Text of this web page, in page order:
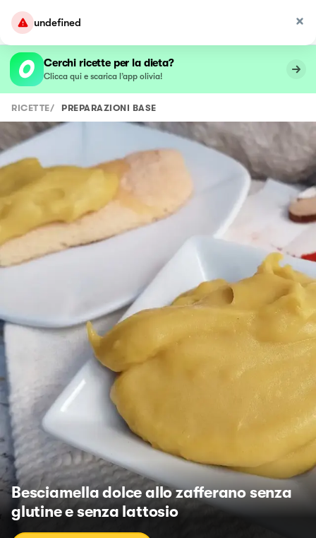
undefined
Cerchi ricette per la dieta?
Clicca qui e scarica l’app olivia!
RICETTE/ PREPARAZIONI BASE
Besciamella dolce allo zafferano senza
glutine e senza lattosio